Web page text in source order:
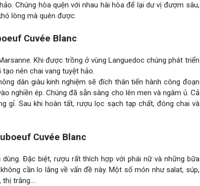
Chúng hòa quện với nhau hài hòa để lại dư vị đượm sâu,
lòng mà quên được.
Cuvée Blanc
Khi được trồng ở vùng Languedoc chúng phát triển
nên chai vang tuyệt hảo.
dân giàu kinh nghiệm sẽ đích thân tiến hành công đoạn
nghiền ép. Chúng đã sẵn sàng cho lên men và ngâm ủ. Cả
gỉ. Sau khi hoàn tất, rượu lọc sạch tạp chất, đóng chai và
Cuvée Blanc
Đặc biệt, rượu rất thích hợp với phái nữ và những bữa
cần lo lắng về vấn đề này. Một số món như salat, súp,
thị trắng….